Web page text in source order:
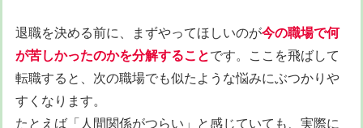
退職を決める前に、まずやってほしいのが今の職場で何
が苦しかったのかを分解することです。ここを飛ばして
転職すると、次の職場でも似たような悩みにぶつかりや
すくなります。
たとえば「人間関係がつらい」と感じていても、実際に